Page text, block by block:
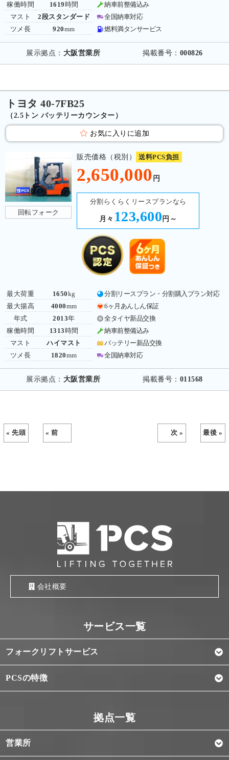
稼働時間
マスト
ツメ長
1619 時間
2段スタンダード
920mm
納車前整備込み
全国納車対応
燃料満タンサービス
展示拠点： 大阪営業所 掲載番号： 000826
トヨタ 40-7FB25
（2.5トン バッテリーカウンター）
お気に入りに追加
回転フォーク
販売価格（税別） 送料PCS負担
2,650,000 円
分割らくらくリースプランなら
月々 123,600 円～
最大荷重
最大揚高
年式
稼働時間
マスト
ツメ長
1650kg
4000mm
2013年
1313 時間
ハイマスト
1820mm
分割リースプラン・分割購入プラン対応
6ヶ月あんしん保証
全タイヤ新品交換
納車前整備込み
バッテリー新品交換
全国納車対応
展示拠点： 大阪営業所 掲載番号： 011568
« 先頭 « 前 次 » 最後 »
会社概要
フォークリフトサービス
PCSの特徴
営業所